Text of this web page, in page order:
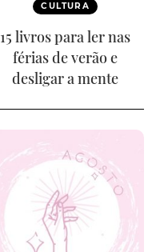
CULTURA
15 livros para ler nas
férias de verão e
desligar a mente